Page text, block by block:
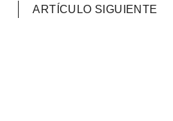
ARTÍCULO SIGUIENTE